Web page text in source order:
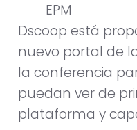
EPM
Dscoop está
nuevo portal de
la conferencia
puedan ver de
plataforma y